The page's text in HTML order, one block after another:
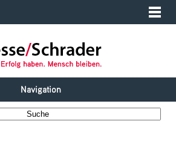
Navigation